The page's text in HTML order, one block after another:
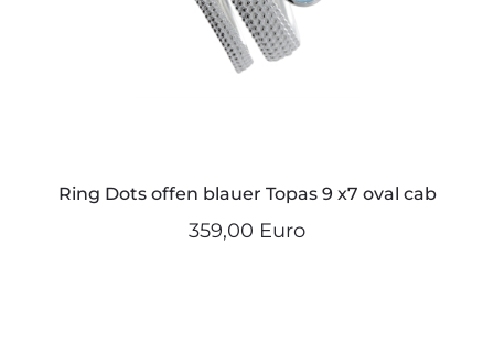
Ring Dots offen blauer Topas 9 x7 oval cab
359,00 Euro